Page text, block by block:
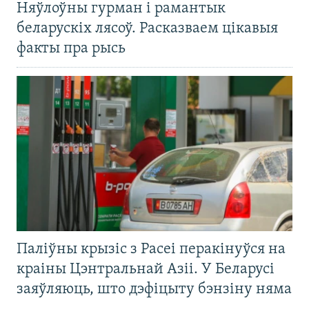
Няўлоўны гурман і рамантык
беларускіх лясоў. Расказваем цікавыя
факты пра рысь
Паліўны крызіс з Расеі перакінуўся на
краіны Цэнтральнай Азіі. У Беларусі
заяўляюць, што дэфіцыту бэнзіну няма